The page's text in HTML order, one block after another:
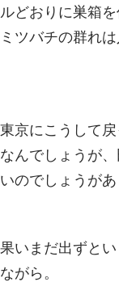
どおりに巣箱
ツバチの群れ
京にこうして
んでしょうが
のでしょうがあ
いまだ出ずと
がら。